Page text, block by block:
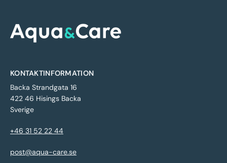
KONTAKTINFORMATION
Backa Strandgata 16
422 46 Hisings Backa
Sverige
+46 31 52 22 44
post@aqua-care.se